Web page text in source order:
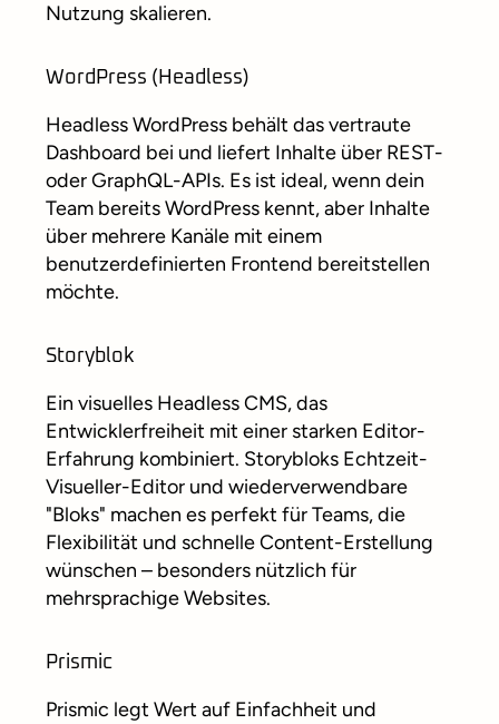
Nutzung skalieren.
WordPress (Headless)
Headless WordPress behält das vertraute
Dashboard bei und liefert Inhalte über REST-
oder GraphQL-APIs. Es ist ideal, wenn dein
Team bereits WordPress kennt, aber Inhalte
über mehrere Kanäle mit einem
benutzerdefinierten Frontend bereitstellen
möchte.
Storyblok
Ein visuelles Headless CMS, das
Entwicklerfreiheit mit einer starken Editor-
Erfahrung kombiniert. Storybloks Echtzeit-
Visueller-Editor und wiederverwendbare
"Bloks" machen es perfekt für Teams, die
Flexibilität und schnelle Content-Erstellung
wünschen – besonders nützlich für
mehrsprachige Websites.
Prismic
Prismic legt Wert auf Einfachheit und